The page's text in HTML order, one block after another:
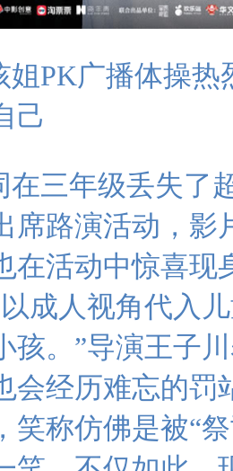
姐PK广播体操
己
在三年级丢失了
席路演活动，影
在活动中惊喜现
成人视角代入
孩。”导演王子
会经历难忘的罚
笑称仿佛是被“